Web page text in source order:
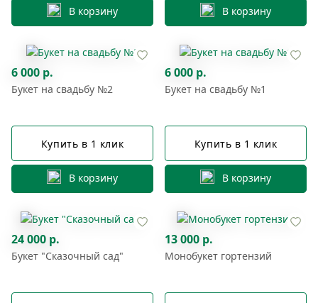
В корзину В корзину
6 000 р.
Букет на свадьбу №2
Купить в 1 клик
В корзину
6 000 р.
Букет на свадьбу №1
Купить в 1 клик
В корзину
24 000 р.
Букет "Сказочный сад"
13 000 р.
Монобукет гортензий